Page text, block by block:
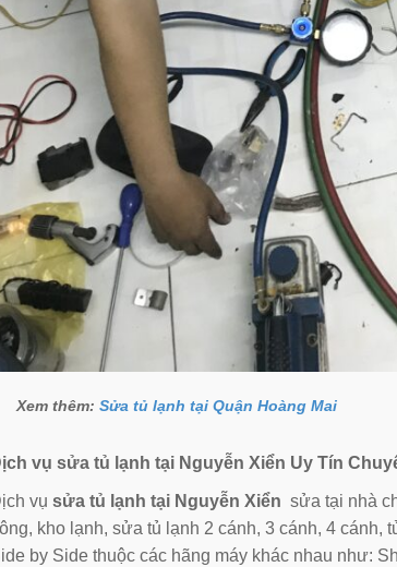
Xem thêm: Sửa tủ lạnh tại Quận Hoàng Mai
vụ sửa tủ lạnh tại Nguyễn Xiển Uy Tín
vụ sửa tủ lạnh tại Nguyễn Xiển sửa tại nhà
kho lạnh, sửa tủ lạnh 2 cánh, 3 cánh, 4 cánh,
by Side thuộc các hãng máy khác nhau như: